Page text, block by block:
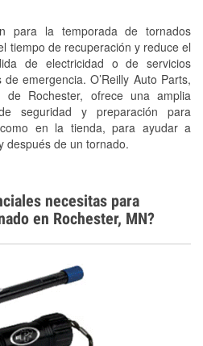
para la temporada de tornados
tiempo de recuperación y reduce el
de electricidad o de servicios
emergencia. O’Reilly Auto Parts,
Rochester, ofrece una amplia
seguridad y preparación para
en la tienda, para ayudar a
después de un tornado.
necesitas para
en Rochester, MN?